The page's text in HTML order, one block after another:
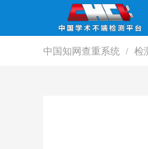
中国知网查重系统 / 检